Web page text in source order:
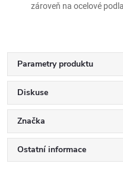
zároveň na ocelové
Parametry produktu
Diskuse
Značka
Ostatní informace